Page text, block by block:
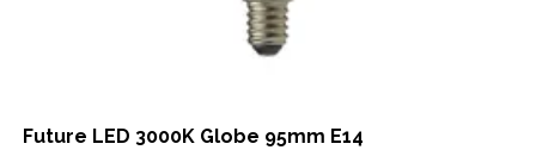
Future LED 3000K Globe 95mm E14